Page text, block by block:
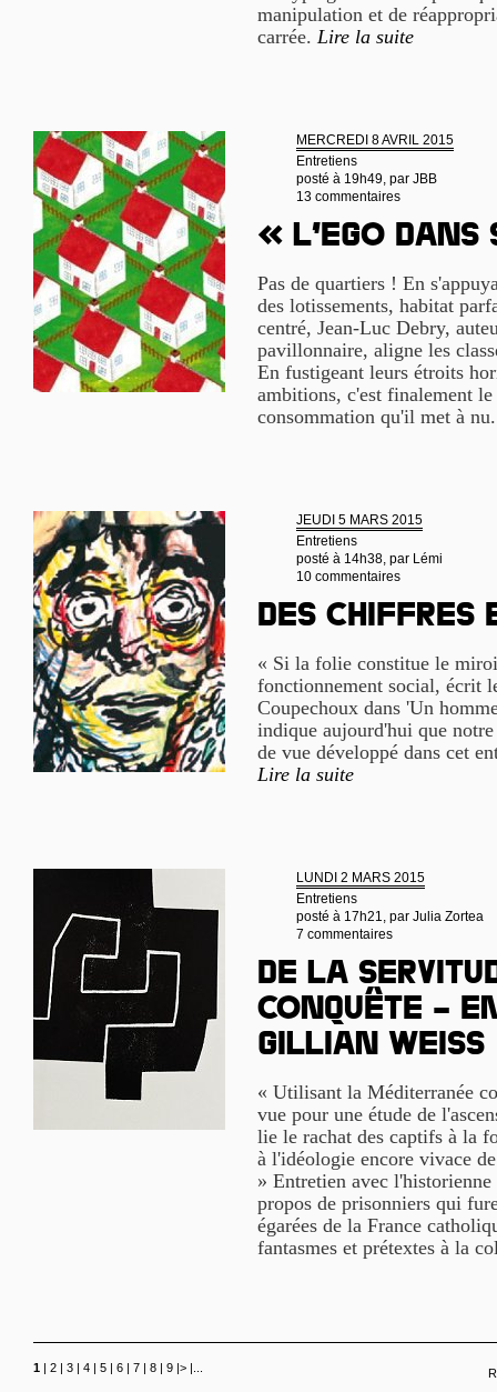
manipulation et de
carrée. Lire la suite
MERCREDI 8 AVRIL 2015
Entretiens
posté à 19h49, par JBB
13 commentaires
« L’ego
Pas de quartiers ! En
des lotissements, habitat
centré, Jean-Luc Debry,
pavillonnaire, aligne les
En fustigeant leurs étroits
ambitions, c'est finalement le
consommation qu'il met à
JEUDI 5 MARS 2015
Entretiens
posté à 14h38, par Lémi
10 commentaires
Des chiffres
« Si la folie constitue le
fonctionnement social, écrit
Coupechoux dans 'Un
indique aujourd'hui que
de vue développé dans cet
Lire la suite
LUNDI 2 MARS 2015
Entretiens
posté à 17h21, par Julia Zortea
7 commentaires
De la
conquête –
Gillian Weiss
« Utilisant la Méditerranée
vue pour une étude de
lie le rachat des captifs à la
à l'idéologie encore vivace
» Entretien avec
propos de prisonniers qui
égarées de la France
fantasmes et prétextes à la
1 | 2 | 3 | 4 | 5 | 6 | 7 | 8 | 9 |> |